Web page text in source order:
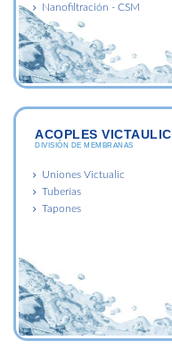
Nanofiltración - CSM
ACOPLES VICTAULIC
DIVISIÓN DE MEMBRANAS
Uniones Victualic
Tuberías
Tapones